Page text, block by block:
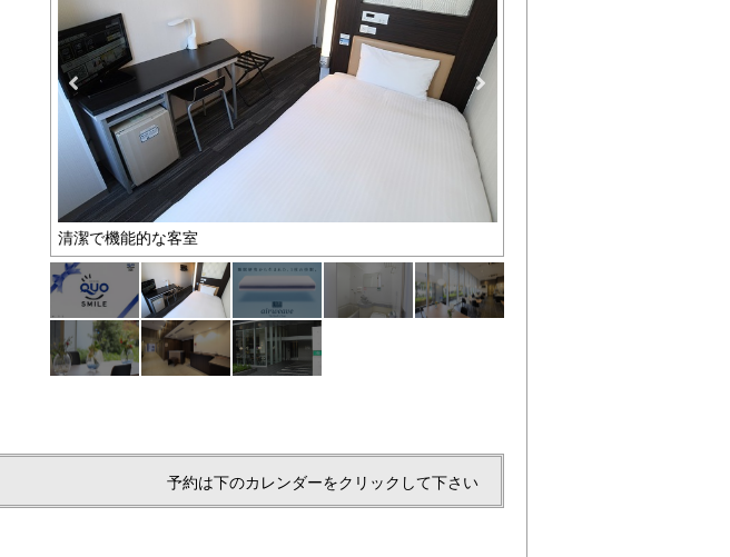
清潔で機能的な客室
予約は下のカレンダーをクリックして下さい